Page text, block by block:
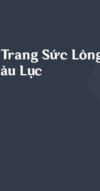
Trang Sức
àu Lục